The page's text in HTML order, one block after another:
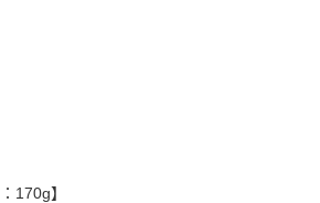
或以上免運費
170g】